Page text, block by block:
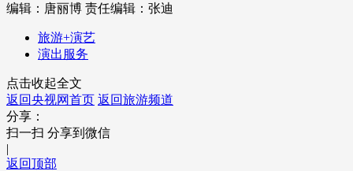
编辑：唐丽博 责任编辑：张迪
旅游+演艺
演出服务
点击收起全文
返回央视网首页 返回旅游频道
分享：
扫一扫 分享到微信
|
返回顶部